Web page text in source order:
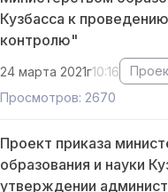
Кузбасса к
контролю"
24 марта 2021г10:16
Просмотров: 2670
Проект приказа
образования и науки
утверждении